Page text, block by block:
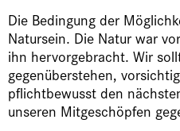
Die Bedingung der
Natursein. Die Natur war
ihn hervorgebracht. Wir
gegenüberstehen,
pflichtbewusst den
unseren Mitgeschöpfen